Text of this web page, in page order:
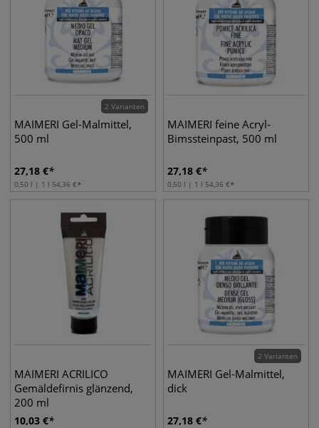
2 Varianten
MAIMERI Gel-Malmittel,
500 ml
27,18 €
0,50 l | 1 l 54,36 €
MAIMERI feine Acryl-
Bimssteinpast, 500 ml
27,18 €
0,50 l | 1 l 54,36 €
MAIMERI ACRILICO
Gemäldefirnis glänzend,
200 ml
10,03 €
2 Varianten
MAIMERI Gel-Malmittel,
dick
27,18 €